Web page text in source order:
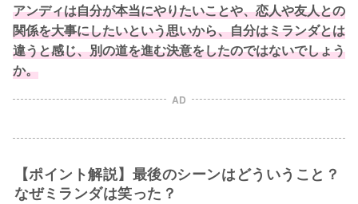
アンディは自分が本当にやりたいことや、恋人や友人との
関係を大事にしたいという思いから、自分はミランダとは
違うと感じ、別の道を進む決意をしたのではないでしょう
か。
AD
【ポイント解説】最後のシーンはどういうこと？
なぜミランダは笑った？